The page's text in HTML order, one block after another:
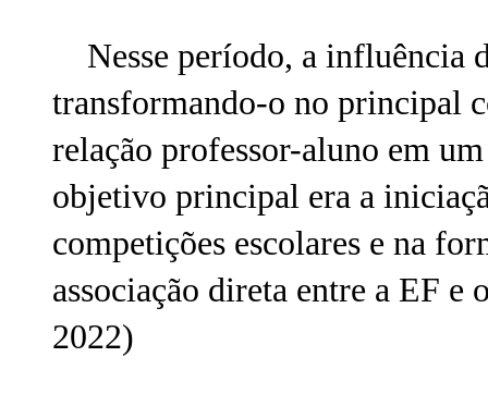
Nesse período, a influência
transformando-o no principal
relação professor-aluno em
objetivo principal era a
competições escolares e na
associação direta entre a EF e
2022)